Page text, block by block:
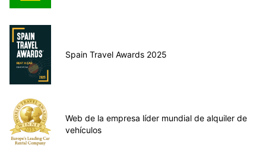
Spain Travel Awards 2025
Web de la empresa líder mundial de alquiler de
vehículos